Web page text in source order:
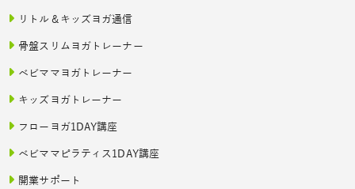
リトル＆キッズヨガ通信
骨盤スリムヨガトレーナー
ベビママヨガトレーナー
キッズヨガトレーナー
フローヨガ1DAY講座
ベビママピラティス1DAY講座
開業サポート